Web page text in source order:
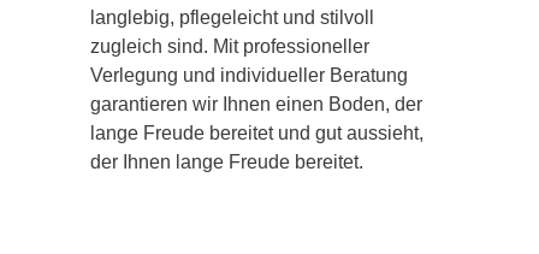
langlebig, pflegeleicht und stilvoll
zugleich sind. Mit professioneller
Verlegung und individueller Beratung
garantieren wir Ihnen einen Boden, der
lange Freude bereitet und gut aussieht,
der Ihnen lange Freude bereitet.